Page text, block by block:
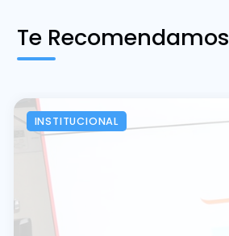
Te Recomendamos
INSTITUCIONAL